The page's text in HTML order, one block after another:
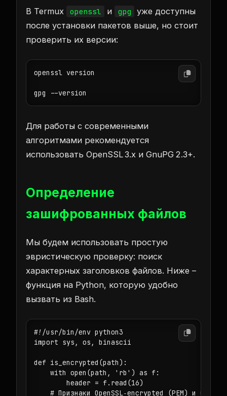
В Termux openssl и gpg
уже доступны
после установки пакетов выше, но стоит
проверить их версии:
openssl version
gpg --version
Для работы с современными
алгоритмами рекомендуется
использовать OpenSSL 3.x и GnuPG 2.3+.
Определение
зашифрованных файлов
Мы будем использовать простую
эвристическую проверку: поиск
характерных заголовков файлов. Ниже –
функция на Python, которую удобно
вызвать из Bash.
#!/usr/bin/env python3
import sys, os, binascii
def is_encrypted(path):
    with open(path, 'rb') as f:
        header = f.read(16)
# Признаки OpenSSL‑encrypted (PEM) и